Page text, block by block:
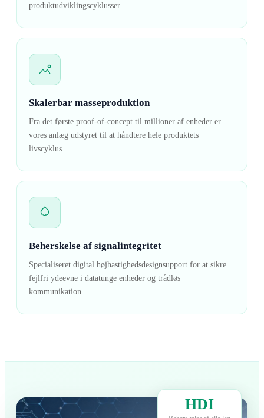
produktudviklingscyklusser.
Skalerbar masseproduktion
Fra det første proof-of-concept til millioner af enheder er
vores anlæg udstyret til at håndtere hele produktets
livscyklus.
Beherskelse af signalintegritet
Specialiseret digital højhastighedsdesignsupport for at sikre
fejlfri ydeevne i datatunge enheder og trådløs
kommunikation.
HDI